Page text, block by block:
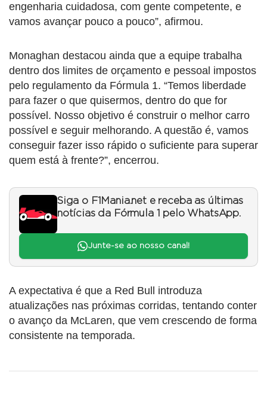
engenharia cuidadosa, com gente competente, e
vamos avançar pouco a pouco”, afirmou.
Monaghan destacou ainda que a equipe trabalha
dentro dos limites de orçamento e pessoal impostos
pelo regulamento da Fórmula 1. “Temos liberdade
para fazer o que quisermos, dentro do que for
possível. Nosso objetivo é construir o melhor carro
possível e seguir melhorando. A questão é, vamos
conseguir fazer isso rápido o suficiente para superar
quem está à frente?”, encerrou.
Siga o F1Mania.net e receba as últimas
notícias da Fórmula 1 pelo WhatsApp.
Junte-se ao nosso canal!
A expectativa é que a Red Bull introduza
atualizações nas próximas corridas, tentando conter
o avanço da McLaren, que vem crescendo de forma
consistente na temporada.